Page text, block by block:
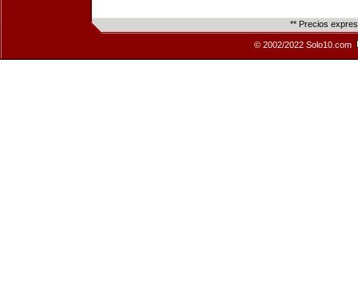
** Precios
© 2002/2022 Solo10.com